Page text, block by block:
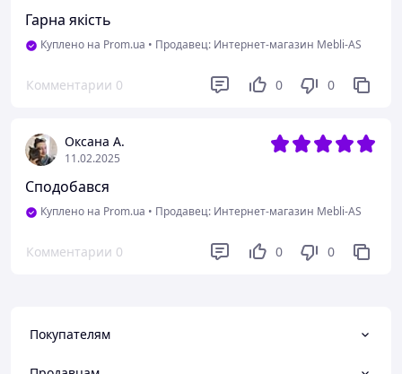
Гарна якість
Куплено на Prom.ua • Продавец: Интернет-магазин Mebli-AS
Комментарии 0 0 0
Оксана А.
11.02.2025
Сподобався
Куплено на Prom.ua • Продавец: Интернет-магазин Mebli-AS
Комментарии 0 0 0
Покупателям